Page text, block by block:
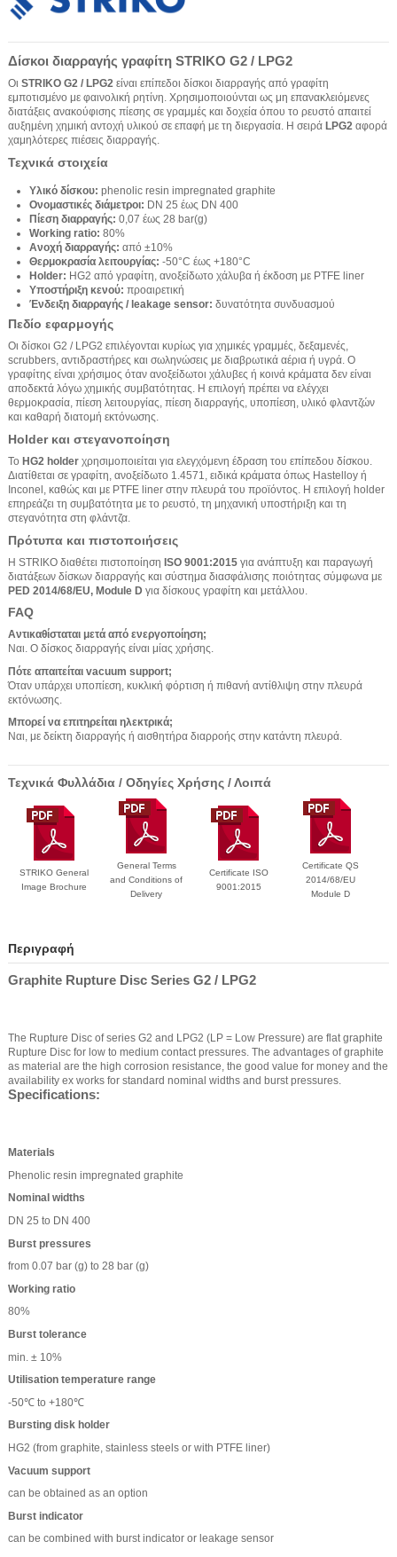
Δίσκοι διαρραγής γραφίτη STRIKO G2 / LPG2
Οι STRIKO G2 / LPG2 είναι επίπεδοι δίσκοι διαρραγής από γραφίτη
εμποτισμένο με φαινολική ρητίνη. Χρησιμοποιούνται ως μη επανακλειόμενες
διατάξεις ανακούφισης πίεσης σε γραμμές και δοχεία όπου το ρευστό απαιτεί
αυξημένη χημική αντοχή υλικού σε επαφή με τη διεργασία. Η σειρά LPG2 αφορά
χαμηλότερες πιέσεις διαρραγής.
Τεχνικά στοιχεία
Υλικό δίσκου: phenolic resin impregnated graphite
Ονομαστικές διάμετροι: DN 25 έως DN 400
Πίεση διαρραγής: 0,07 έως 28 bar(g)
Working ratio: 80%
Ανοχή διαρραγής: από ±10%
Θερμοκρασία λειτουργίας: -50°C έως +180°C
Holder: HG2 από γραφίτη, ανοξείδωτο χάλυβα ή έκδοση με PTFE liner
Υποστήριξη κενού: προαιρετική
Ένδειξη διαρραγής / leakage sensor: δυνατότητα συνδυασμού
Πεδίο εφαρμογής
Οι δίσκοι G2 / LPG2 επιλέγονται κυρίως για χημικές γραμμές, δεξαμενές,
scrubbers, αντιδραστήρες και σωληνώσεις με διαβρωτικά αέρια ή υγρά. Ο
γραφίτης είναι χρήσιμος όταν ανοξείδωτοι χάλυβες ή κοινά κράματα δεν είναι
αποδεκτά λόγω χημικής συμβατότητας. Η επιλογή πρέπει να ελέγχει
θερμοκρασία, πίεση λειτουργίας, πίεση διαρραγής, υποπίεση, υλικό φλαντζών
και καθαρή διατομή εκτόνωσης.
Holder και στεγανοποίηση
Το HG2 holder χρησιμοποιείται για ελεγχόμενη έδραση του επίπεδου δίσκου.
Διατίθεται σε γραφίτη, ανοξείδωτο 1.4571, ειδικά κράματα όπως Hastelloy ή
Inconel, καθώς και με PTFE liner στην πλευρά του προϊόντος. Η επιλογή holder
επηρεάζει τη συμβατότητα με το ρευστό, τη μηχανική υποστήριξη και τη
στεγανότητα στη φλάντζα.
Πρότυπα και πιστοποιήσεις
Η STRIKO διαθέτει πιστοποίηση ISO 9001:2015 για ανάπτυξη και παραγωγή
διατάξεων δίσκων διαρραγής και σύστημα διασφάλισης ποιότητας σύμφωνα με
PED 2014/68/EU, Module D για δίσκους γραφίτη και μετάλλου.
FAQ
Αντικαθίσταται μετά από ενεργοποίηση;
Ναι. Ο δίσκος διαρραγής είναι μίας χρήσης.
Πότε απαιτείται vacuum support;
Όταν υπάρχει υποπίεση, κυκλική φόρτιση ή πιθανή αντίθλιψη στην πλευρά
εκτόνωσης.
Μπορεί να επιτηρείται ηλεκτρικά;
Ναι, με δείκτη διαρραγής ή αισθητήρα διαρροής στην κατάντη πλευρά.
Τεχνικά Φυλλάδια / Οδηγίες Χρήσης / Λοιπά
STRIKO General
Image Brochure
General Terms
and Conditions of
Delivery
Certificate ISO
9001:2015
Certificate QS
2014/68/EU
Module D
Περιγραφή
Graphite Rupture Disc Series G2 / LPG2
The Rupture Disc of series G2 and LPG2 (LP = Low Pressure) are flat graphite
Rupture Disc for low to medium contact pressures. The advantages of graphite
as material are the high corrosion resistance, the good value for money and the
availability ex works for standard nominal widths and burst pressures.
Specifications:
Materials
Phenolic resin impregnated graphite
Nominal widths
DN 25 to DN 400
Burst pressures
from 0.07 bar (g) to 28 bar (g)
Working ratio
80%
Burst tolerance
min. ± 10%
Utilisation temperature range
-50℃ to +180℃
Bursting disk holder
HG2 (from graphite, stainless steels or with PTFE liner)
Vacuum support
can be obtained as an option
Burst indicator
can be combined with burst indicator or leakage sensor